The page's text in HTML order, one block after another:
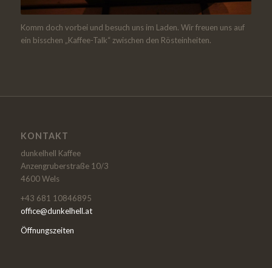
Komm doch vorbei und besuch uns im Laden. Wir freuen uns auf
ein bisschen „Kaffee-Talk“ zwischen den Rösteinheiten.
KONTAKT
dunkelhell Kaffee
Anzengruberstraße 10/3
4600 Wels
+43 681 10846895
office@dunkelhell.at
Öffnungszeiten